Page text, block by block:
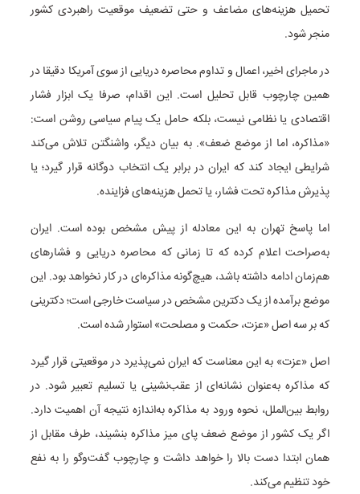
تحمیل هزینه‌های مضاعف و حتی تضعیف موقعیت راهبردی کشور
منجر شود.
در ماجرای اخیر، اعمال و تداوم محاصره دریایی از سوی آمریکا دقیقا در
همین چارچوب قابل تحلیل است. این اقدام، صرفا یک ابزار فشار
اقتصادی یا نظامی نیست، بلکه حامل یک پیام سیاسی روشن است:
«مذاکره، اما از موضع ضعف». به بیان دیگر، واشنگتن تلاش می‌کند
شرایطی ایجاد کند که ایران در برابر یک انتخاب دوگانه قرار گیرد؛ یا
پذیرش مذاکره تحت فشار، یا تحمل هزینه‌های فزاینده.
اما پاسخ تهران به این معادله از پیش مشخص بوده است. ایران
به‌صراحت اعلام کرده که تا زمانی که محاصره دریایی و فشارهای
هم‌زمان ادامه داشته باشد، هیچ‌گونه مذاکره‌ای در کار نخواهد بود. این
موضع برآمده از یک دکترین مشخص در سیاست خارجی است؛ دکترینی
که بر سه اصل «عزت، حکمت و مصلحت» استوار شده است.
اصل «عزت» به این معناست که ایران نمی‌پذیرد در موقعیتی قرار گیرد
که مذاکره به‌عنوان نشانه‌ای از عقب‌نشینی یا تسلیم تعبیر شود. در
روابط بین‌الملل، نحوه ورود به مذاکره به‌اندازه نتیجه آن اهمیت دارد.
اگر یک کشور از موضع ضعف پای میز مذاکره بنشیند، طرف مقابل از
همان ابتدا دست بالا را خواهد داشت و چارچوب گفت‌وگو را به نفع
خود تنظیم می‌کند.